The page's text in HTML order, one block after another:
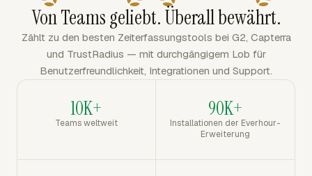
Von Teams geliebt. Überall bewährt.
Zählt zu den besten Zeiterfassungstools bei G2, Capterra
und TrustRadius — mit durchgängigem Lob für
Benutzerfreundlichkeit, Integrationen und Support.
10K+
Teams weltweit
90K+
Installationen der Everhour-
Erweiterung